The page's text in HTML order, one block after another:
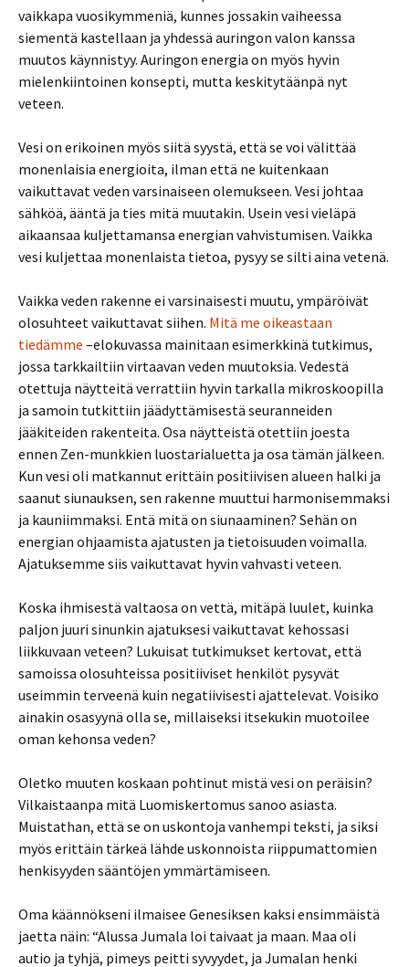
vaikkapa vuosikymmeniä, kunnes jossakin vaiheessa
siementä kastellaan ja yhdessä auringon valon kanssa
muutos käynnistyy. Auringon energia on myös hyvin
mielenkiintoinen konsepti, mutta keskitytäänpä nyt
veteen.
Vesi on erikoinen myös siitä syystä, että se voi välittää
monenlaisia energioita, ilman että ne kuitenkaan
vaikuttavat veden varsinaiseen olemukseen. Vesi johtaa
sähköä, ääntä ja ties mitä muutakin. Usein vesi vieläpä
aikaansaa kuljettamansa energian vahvistumisen. Vaikka
vesi kuljettaa monenlaista tietoa, pysyy se silti aina vetenä.
Vaikka veden rakenne ei varsinaisesti muutu, ympäröivät
olosuhteet vaikuttavat siihen. Mitä me oikeastaan
tiedämme –elokuvassa mainitaan esimerkkinä tutkimus,
jossa tarkkailtiin virtaavan veden muutoksia. Vedestä
otettuja näytteitä verrattiin hyvin tarkalla mikroskoopilla
ja samoin tutkittiin jäädyttämisestä seuranneiden
jääkiteiden rakenteita. Osa näytteistä otettiin joesta
ennen Zen-munkkien luostarialuetta ja osa tämän jälkeen.
Kun vesi oli matkannut erittäin positiivisen alueen halki ja
saanut siunauksen, sen rakenne muuttui harmonisemmaksi
ja kauniimmaksi. Entä mitä on siunaaminen? Sehän on
energian ohjaamista ajatusten ja tietoisuuden voimalla.
Ajatuksemme siis vaikuttavat hyvin vahvasti veteen.
Koska ihmisestä valtaosa on vettä, mitäpä luulet, kuinka
paljon juuri sinunkin ajatuksesi vaikuttavat kehossasi
liikkuvaan veteen? Lukuisat tutkimukset kertovat, että
samoissa olosuhteissa positiiviset henkilöt pysyvät
useimmin terveenä kuin negatiivisesti ajattelevat. Voisiko
ainakin osasyynä olla se, millaiseksi itsekukin muotoilee
oman kehonsa veden?
Oletko muuten koskaan pohtinut mistä vesi on peräisin?
Vilkaistaanpa mitä Luomiskertomus sanoo asiasta.
Muistathan, että se on uskontoja vanhempi teksti, ja siksi
myös erittäin tärkeä lähde uskonnoista riippumattomien
henkisyyden sääntöjen ymmärtämiseen.
Oma käännökseni ilmaisee Genesiksen kaksi ensimmäistä
jaetta näin: “Alussa Jumala loi taivaat ja maan. Maa oli
autio ja tyhjä, pimeys peitti syvyydet, ja Jumalan henki